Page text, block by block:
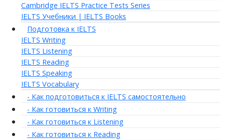
Cambridge IELTS Practice Tests Series
IELTS Учебники | IELTS Books
Подготовка к IELTS
IELTS Writing
IELTS Listening
IELTS Reading
IELTS Speaking
IELTS Vocabulary
- Как подготовиться к IELTS самостоятельно
- Как готовиться к Writing
- Как готовиться к Listening
- Как готовиться к Reading